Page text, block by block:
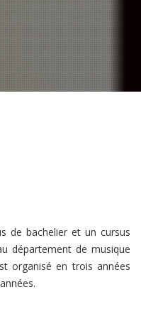
de bachelier et un cursus
département de musique
organisé en trois années